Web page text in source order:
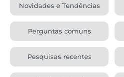
Novidades e Tendências
Perguntas comuns
Pesquisas recentes